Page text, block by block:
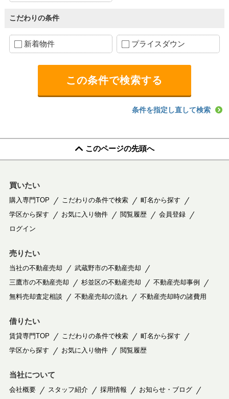
こだわりの条件
新着物件 プライスダウン
条件を指定し直して検索
このページの先頭へ
買いたい
購入専門TOP こだわりの条件で検索
町名から探す
学区から探す
お気に入り物件 閲覧履歴
会員登録
ログイン
売りたい
当社の不動産売却
武蔵野市の不動産売却
三鷹市の不動産売却
杉並区の不動産売却
不動産売却事例
無料売却査定相談
不動産売却の流れ 不動産売却時の諸費用
借りたい
賃貸専門TOP こだわりの条件で検索
町名から探す
学区から探す
お気に入り物件 閲覧履歴
当社について
会社概要 スタッフ紹介 採用情報
お知らせ・ブログ